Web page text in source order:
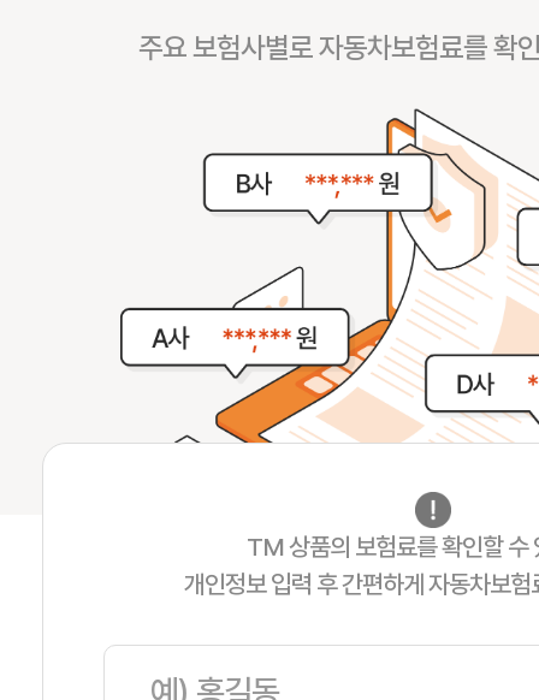
주요 보험사별로 자동차보험료를 확
TM 상품의 보험료를 확인할 수
개인정보 입력 후 간편하게 자동차보험